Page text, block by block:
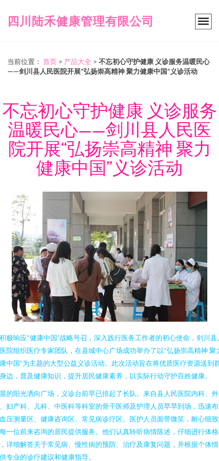
四川陆禾健康管理有限公司
当前位置： 首页 > 产品大全 > 不忘初心守护健康 义诊服务温暖民心
——剑川县人民医院开展“弘扬崇高精神 聚力健康中国”义诊活动
不忘初心守护健康 义诊服务
温暖民心——剑川县人民医
院开展“弘扬崇高精神 聚力
健康中国”义诊活动
极响应“健康中国”战略号召，深入践行医务工作者的初心使命，剑川县
院组织医疗专家团队，在县城中心广场成功举办了以“弘扬崇高精神 聚
中国”为主题的大型公益义诊活动。此次活动旨在将优质医疗资源送到
边，普及健康知识，提升居民健康素养，以实际行动守护百姓健康。
的阳光洒向广场，义诊台前早已排起了长队。来自县人民医院内科、外
妇产科、儿科、中医科等科室的骨干医师及护理人员早早到场，迅速
压测量区、健康咨询区、常见病诊疗区。医护人员面带微笑，耐心细
一位前来咨询的居民提供服务。他们认真聆听病情陈述，仔细进行体
详细解答关于常见病、慢性病的预防、治疗及康复问题，并根据个体
专业的诊疗建议和健康指导。